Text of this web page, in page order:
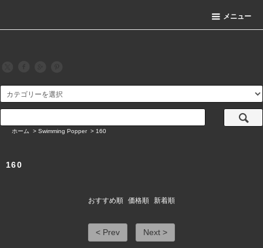
メニュー
ホーム > Swimming Popper > 160
160
おすすめ順 価格順 新着順
< Prev Next >